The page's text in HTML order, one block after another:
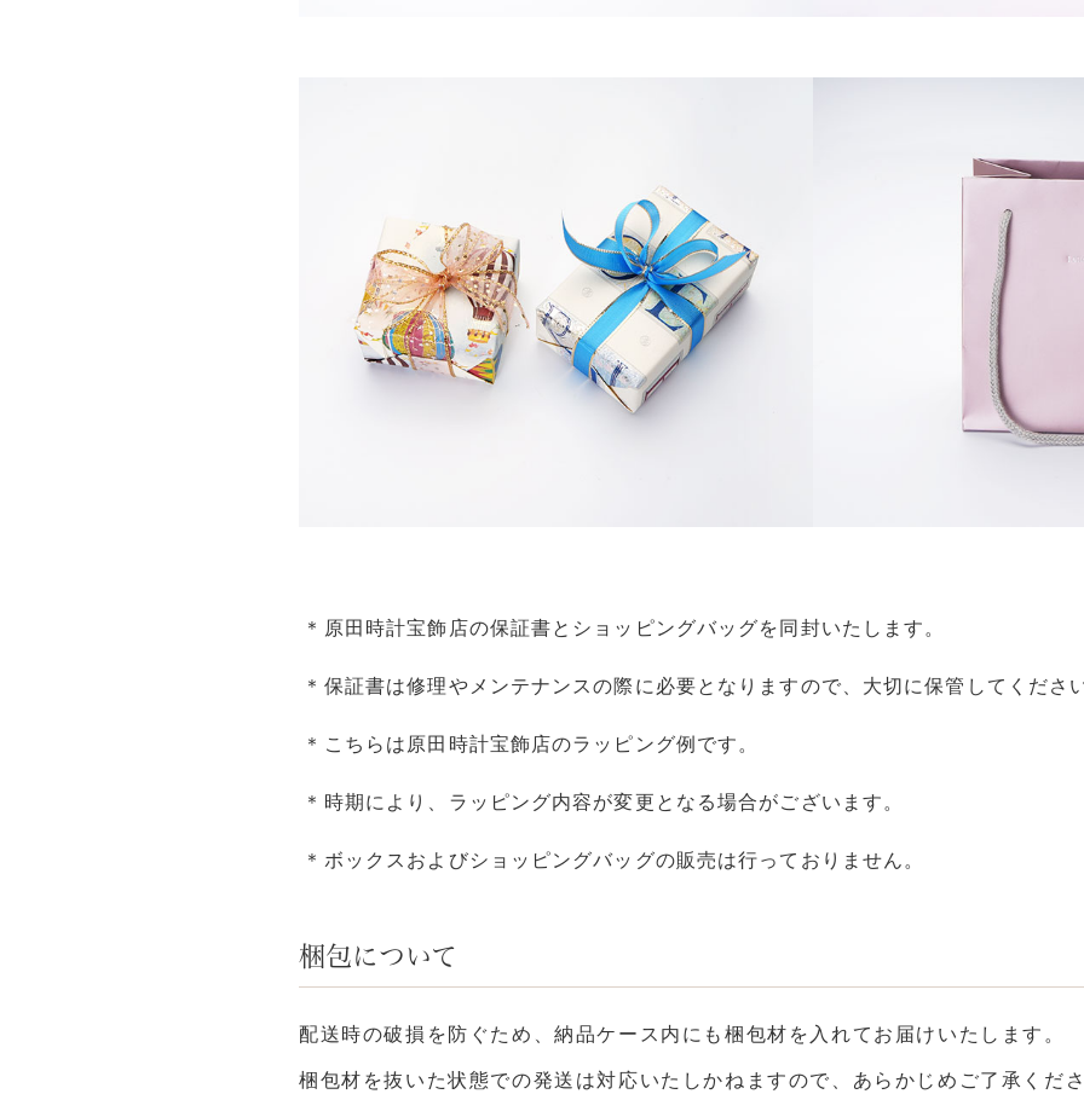
原田時計宝飾店の保証書とショッピングバッグを同封いたします。
保証書は修理やメンテナンスの際に必要となりますので、大切に保管してくださ
こちらは原田時計宝飾店のラッピング例です。
時期により、ラッピング内容が変更となる場合がございます。
ボックスおよびショッピングバッグの販売は行っておりません。
梱包について
配送時の破損を防ぐため、納品ケース内にも梱包材を入れてお届けいたします。
梱包材を抜いた状態での発送は対応いたしかねますので、あらかじめご了承くだ